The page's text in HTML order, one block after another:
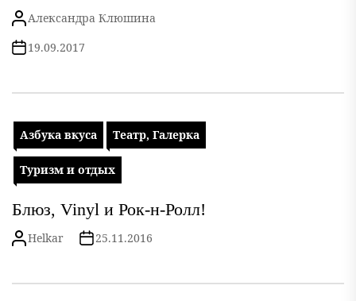
Александра Клюшина
19.09.2017
Азбука вкуса Театр, Галерка
Туризм и отдых
Блюз, Vinyl и Рок-н-Ролл!
Helkar 25.11.2016